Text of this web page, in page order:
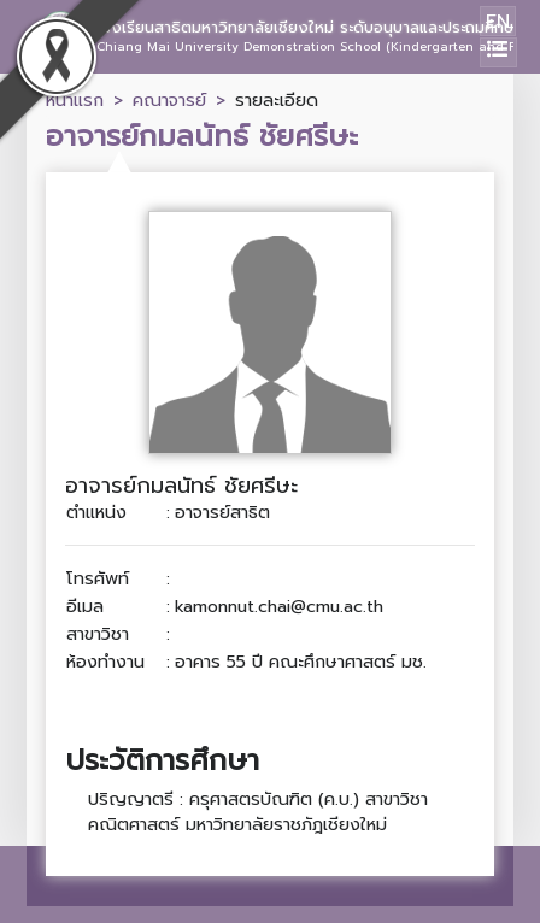
โรงเรียนสาธิตมหาวิทยาลัยเชียงใหม่ ระดับอนุบาลและประถมศึกษา
Chiang Mai University Demonstration School (Kindergarten and
EN
หน้าแรก คณาจารย์ รายละเอียด
อาจารย์กมลนัทธ์ ชัยศรีษะ
อาจารย์กมลนัทธ์ ชัยศรีษะ
ตำแหน่ง : อาจารย์สาธิต
โทรศัพท์
:
อีเมล
: kamonnut.chai@cmu.ac.th
สาขาวิชา
:
ห้องทำงาน
: อาคาร 55 ปี คณะศึกษาศาสตร์ มช.
ประวัติการศึกษา
ปริญญาตรี : ครุศาสตรบัณฑิต (ค.บ.) สาขาวิชา
คณิตศาสตร์ มหาวิทยาลัยราชภัฎเชียงใหม่